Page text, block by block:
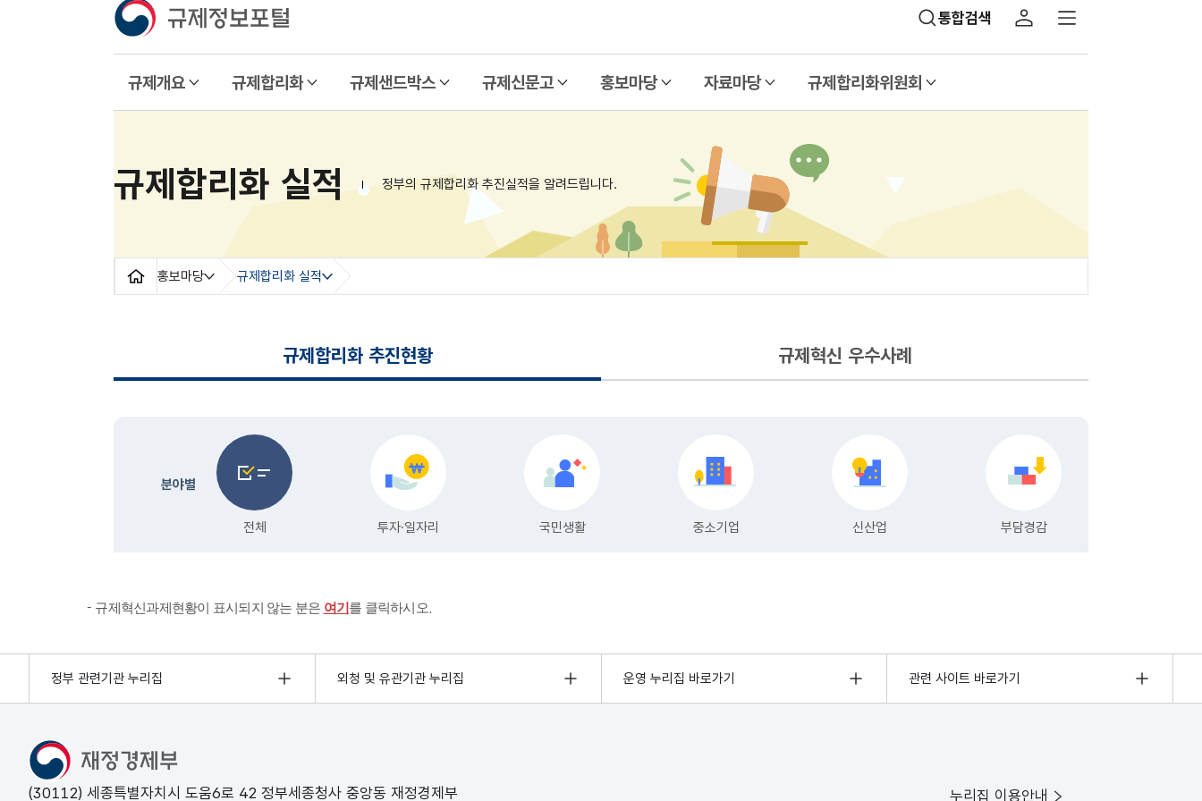
규제혁신과제현황이 표시되지 않는 분은 여기를 클릭하시오.
정부 관련기관 누리집 외청 및 유관기관 누리집 운영 누리집 바로가기 관련 사이트 바로가기
(30112) 세종특별자치시 도움6로 42 정부세종청사 중앙동 재정경제부 누리집 이용안내